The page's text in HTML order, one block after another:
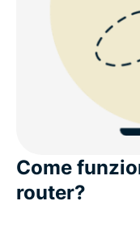
Come
router?